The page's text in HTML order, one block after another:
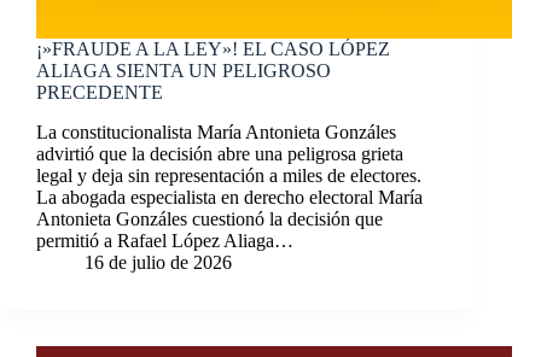
¡»FRAUDE A LA LEY»! EL CASO LÓPEZ
ALIAGA SIENTA UN PELIGROSO
PRECEDENTE
La constitucionalista María Antonieta Gonzáles
advirtió que la decisión abre una peligrosa grieta
legal y deja sin representación a miles de electores.
La abogada especialista en derecho electoral María
Antonieta Gonzáles cuestionó la decisión que
permitió a Rafael López Aliaga…
16 de julio de 2026